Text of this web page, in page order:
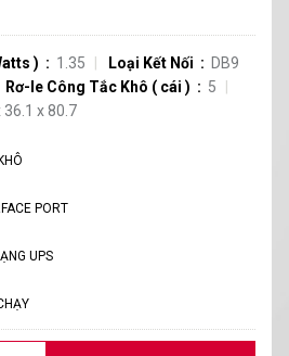
) 1.35 Loại Kết Nối
DB9
Rơ-le Công Tắc Khô ( cái )
5
36.1 x 80.7
PORT
UPS